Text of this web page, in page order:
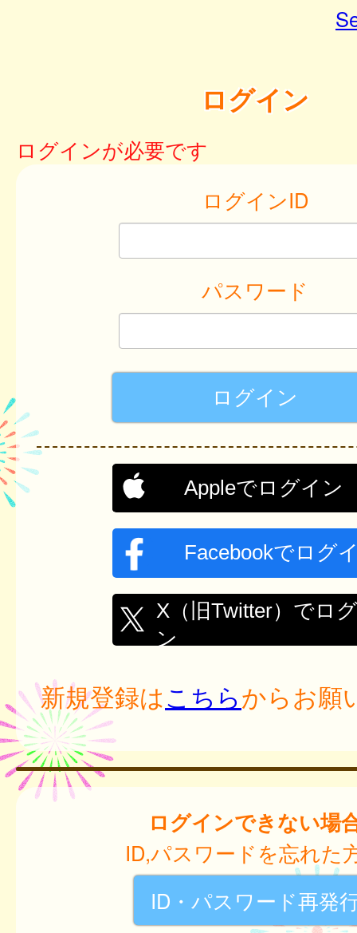
ログイン
ログインが必要です
ログインID
パスワード
Appleでログイン
Facebookでログ
X（旧Twitter）でロ
ン
新規登録はこちらからお願
ログインできない場
ID,パスワードを忘れた
ID・パスワード再発